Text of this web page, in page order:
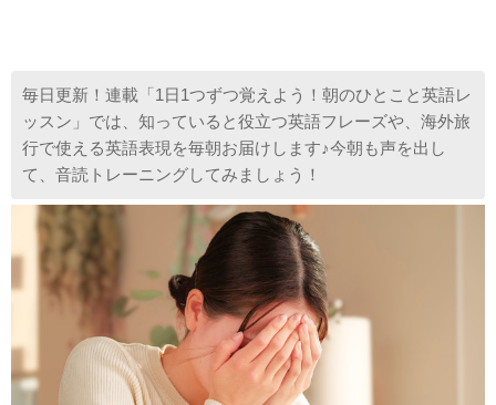
毎日更新！連載「1日1つずつ覚えよう！朝のひとこと英語レ
ッスン」では、知っていると役立つ英語フレーズや、海外旅
行で使える英語表現を毎朝お届けします♪今朝も声を出し
て、音読トレーニングしてみましょう！